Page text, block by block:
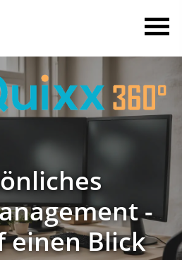
-
einen Blick